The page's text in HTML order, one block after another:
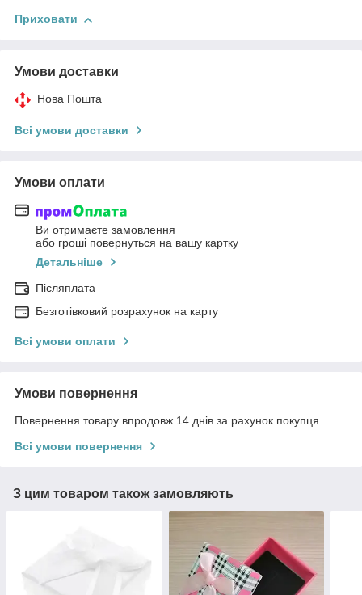
Приховати
Умови доставки
Нова Пошта
Всі умови доставки
Умови оплати
Ви отримаєте замовлення
або гроші повернуться на вашу картку
Детальніше
Післяплата
Безготівковий розрахунок на карту
Всі умови оплати
Умови повернення
Повернення товару впродовж 14 днів за рахунок покупця
Всі умови повернення
З цим товаром також замовляють